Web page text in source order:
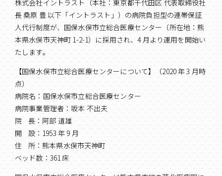
株式会社イントラスト（本社：東京都千代田区 代表取締役社
長 桑原 豊 以下「イントラスト」）の病院負担型の連帯保証
人代行制度が、国保水俣市立総合医療センター（所在地：熊
本県水俣市天神町 1-2-1）に採用され、4 月より運用を開始い
たします。
【国保水俣市立総合医療センターについて】（2020 年 3 月時
点）
病院名：国保水俣市立総合医療センター
病院事業管理者：坂本 不出夫
院 長：阿部 道雄
開 設：1953 年 9 月
住 所：熊本県水俣市天神町
ベッド数：361 床